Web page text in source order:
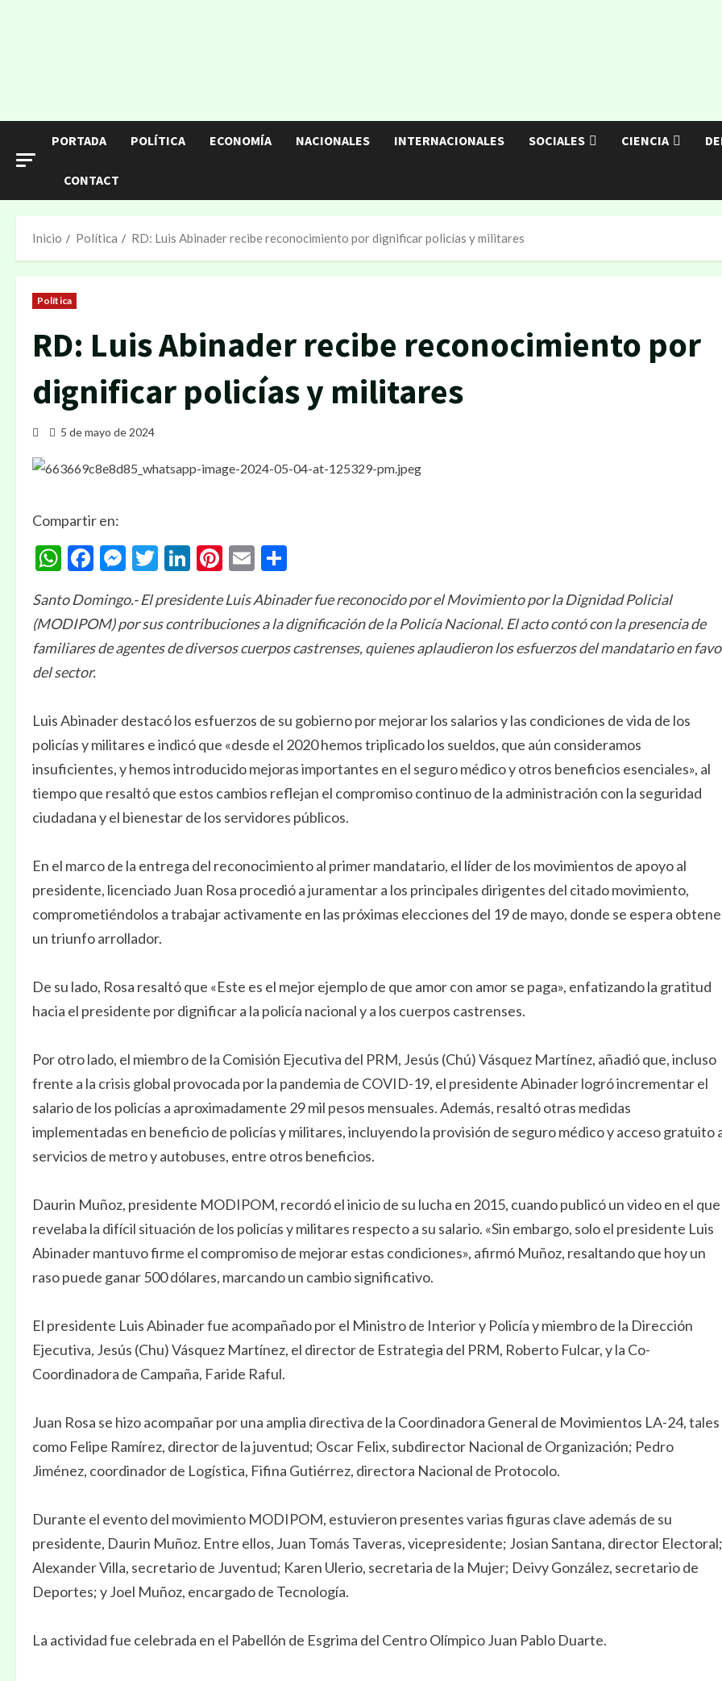
PORTADA POLÍTICA ECONOMÍA NACIONALES INTERNACIONALES SOCIALES CIENCIA
CONTACT
Inicio Política RD: Luis Abinader recibe reconocimiento por dignificar policías y militares
Política
RD: Luis Abinader recibe reconocimiento por
dignificar policías y militares
5 de mayo de 2024
Compartir en:
WhatsApp
Facebook
Messenger
Twitter
LinkedIn
Pinterest
Email
Santo Domingo.- El presidente Luis Abinader fue reconocido por el Movimiento por la Dignidad Policial
(MODIPOM) por sus contribuciones a la dignificación de la Policía Nacional. El acto contó con la presencia de
familiares de agentes de diversos cuerpos castrenses, quienes aplaudieron los esfuerzos del mandatario en
del sector.
Luis Abinader destacó los esfuerzos de su gobierno por mejorar los salarios y las condiciones de vida de los
policías y militares e indicó que «desde el 2020 hemos triplicado los sueldos, que aún consideramos
insuficientes, y hemos introducido mejoras importantes en el seguro médico y otros beneficios esenciales», al
tiempo que resaltó que estos cambios reflejan el compromiso continuo de la administración con la seguridad
ciudadana y el bienestar de los servidores públicos.
En el marco de la entrega del reconocimiento al primer mandatario, el líder de los movimientos de apoyo al
presidente, licenciado Juan Rosa procedió a juramentar a los principales dirigentes del citado movimiento,
comprometiéndolos a trabajar activamente en las próximas elecciones del 19 de mayo, donde se espera
un triunfo arrollador.
De su lado, Rosa resaltó que «Este es el mejor ejemplo de que amor con amor se paga», enfatizando la gratitud
hacia el presidente por dignificar a la policía nacional y a los cuerpos castrenses.
Por otro lado, el miembro de la Comisión Ejecutiva del PRM, Jesús (Chú) Vásquez Martínez, añadió que, incluso
frente a la crisis global provocada por la pandemia de COVID-19, el presidente Abinader logró incrementar el
salario de los policías a aproximadamente 29 mil pesos mensuales. Además, resaltó otras medidas
implementadas en beneficio de policías y militares, incluyendo la provisión de seguro médico y acceso gratuito
servicios de metro y autobuses, entre otros beneficios.
Daurin Muñoz, presidente MODIPOM, recordó el inicio de su lucha en 2015, cuando publicó un video en el que
revelaba la difícil situación de los policías y militares respecto a su salario. «Sin embargo, solo el presidente Luis
Abinader mantuvo firme el compromiso de mejorar estas condiciones», afirmó Muñoz, resaltando que hoy un
raso puede ganar 500 dólares, marcando un cambio significativo.
El presidente Luis Abinader fue acompañado por el Ministro de Interior y Policía y miembro de la Dirección
Ejecutiva, Jesús (Chu) Vásquez Martínez, el director de Estrategia del PRM, Roberto Fulcar, y la Co-
Coordinadora de Campaña, Faride Raful.
Juan Rosa se hizo acompañar por una amplia directiva de la Coordinadora General de Movimientos LA-24, tales
como Felipe Ramírez, director de la juventud; Oscar Felix, subdirector Nacional de Organización; Pedro
Jiménez, coordinador de Logística, Fifina Gutiérrez, directora Nacional de Protocolo.
Durante el evento del movimiento MODIPOM, estuvieron presentes varias figuras clave además de su
presidente, Daurin Muñoz. Entre ellos, Juan Tomás Taveras, vicepresidente; Josian Santana, director Electoral;
Alexander Villa, secretario de Juventud; Karen Ulerio, secretaria de la Mujer; Deivy González, secretario de
Deportes; y Joel Muñoz, encargado de Tecnología.
La actividad fue celebrada en el Pabellón de Esgrima del Centro Olímpico Juan Pablo Duarte.